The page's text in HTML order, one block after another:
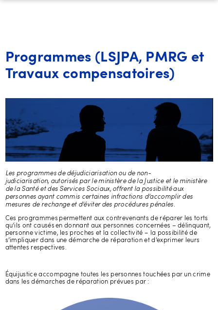
Programmes (LSJPA, PMRG et
Travaux compensatoires)
Les programmes de déjudiciarisation ou de non-
judiciarisation, autorisés par le ministère de la Justice et le ministère
de la Santé et des Services Sociaux, offrent la possibilité aux
personnes ayant commis certaines infractions d’accomplir des
mesures de rechange et d’éviter des procédures pénales.
Ces programmes permettent aux contrevenants de réparer les torts
qu’ils ont causés en donnant aux personnes concernées – délinquant,
personne victime, les proches et la collectivité – la possibilité de
s’impliquer dans une démarche de réparation et d’exprimer leurs
attentes respectives.
Équijustice accompagne toutes les personnes touchées par un crime
dans les démarches de réparation prévues par :